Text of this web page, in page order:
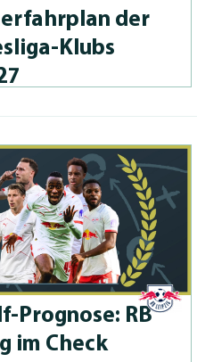
der
Klubs
Prog­no­se: RB
im Check